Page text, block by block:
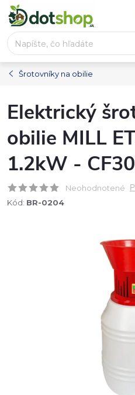
Prejsť
na
obsah
Šrotovníky na obilie
Elektrický
obilie MILL
1.2kW -
Neohodnotené
Kód: BR-0204